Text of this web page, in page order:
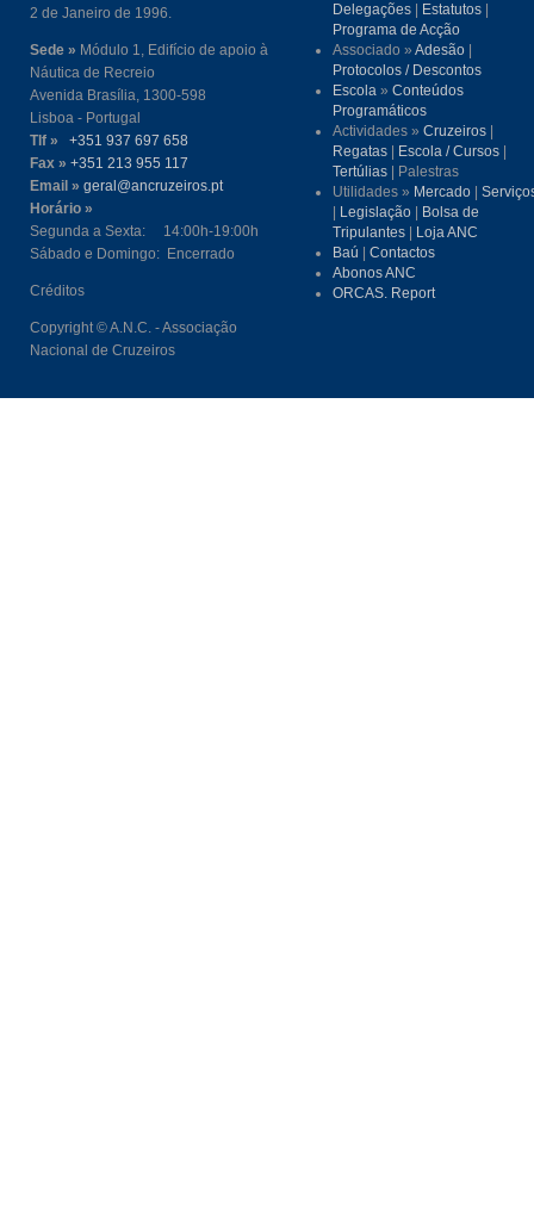
2 de Janeiro de 1996.
Sede » Módulo 1, Edifício de apoio à
Náutica de Recreio
Avenida Brasília, 1300-598
Lisboa - Portugal
Tlf »
+351 937 697 658
Fax » +351 213 955 117
Email » geral@ancruzeiros.pt
Horário »
Segunda a Sexta: 14:00h-19:00h
Sábado e Domingo: Encerrado
Créditos
Copyright © A.N.C. - Associação
Nacional de Cruzeiros
Delegações
Estatutos
Programa de Acção
Associado »Adesão
Protocolos / Descontos
Escola »Conteúdos
Programáticos
Actividades »Cruzeiros
Regatas
Escola / Cursos
Tertúlias | Palestras
Utilidades » Mercado |
Legislação
Bolsa de
Tripulantes
Loja ANC
Baú |Contactos
Abonos ANC
ORCAS. Report